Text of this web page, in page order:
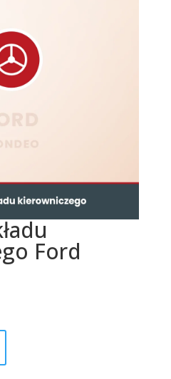
Ford